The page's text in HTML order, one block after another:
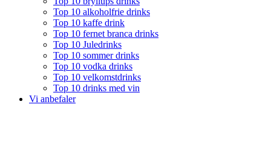
Top 10 alkoholfrie drinks
Top 10 kaffe drink
Top 10 fernet branca drinks
Top 10 Juledrinks
Top 10 sommer drinks
Top 10 vodka drinks
Top 10 velkomstdrinks
Top 10 drinks med vin
Vi anbefaler